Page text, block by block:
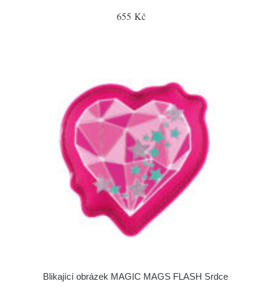
655 Kč
Blikající obrázek MAGIC MAGS FLASH Srdce